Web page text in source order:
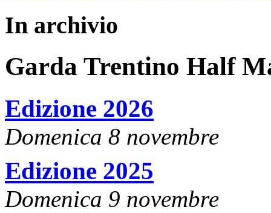
In archivio
Garda Trentino Half
Edizione 2026
Domenica 8 novembre
Edizione 2025
Domenica 9 novembre